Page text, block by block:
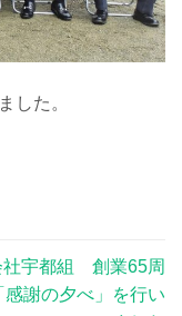
した。
社宇都組 創業65周
感謝の夕べ」を行い